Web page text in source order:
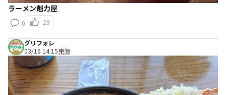
ラーメン魁力屋
0 29
グリフォレ
03/16 14:15東海